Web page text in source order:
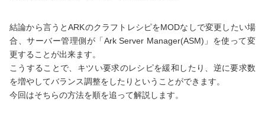
結論から言うとARKのクラフトレシピをMODなしで変更したい場
合、サーバー管理側が「Ark Server Manager(ASM)」を使って変
更することが出来ます。
こうすることで、キツい要求のレシピを緩和したり、逆に要求数
を増やしてバランス調整をしたりということができます。
今回はそちらの方法を順を追って解説します。